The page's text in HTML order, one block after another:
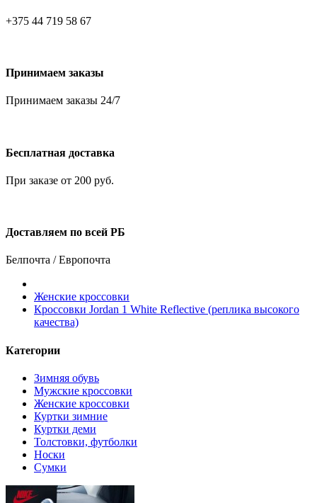
+375 44 719 58 67
Принимаем заказы
Принимаем заказы 24/7
Бесплатная доставка
При заказе от 200 руб.
Доставляем по всей РБ
Белпочта / Европочта
Женские кроссовки
Кроссовки Jordan 1 White Reflective (реплика высокого
качества)
Категории
Зимняя обувь
Мужские кроссовки
Женские кроссовки
Куртки зимние
Куртки деми
Толстовки, футболки
Носки
Сумки